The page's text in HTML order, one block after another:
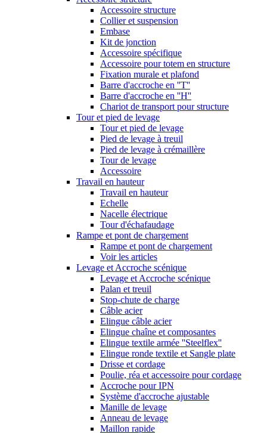
Accessoire structure
Collier et suspension
Embase
Kit de jonction
Accessoire spécifique
Accessoire pour totem en structure
Fixation murale et plafond
Barre d'accroche en ''T''
Barre d'accroche en ''H''
Chariot de transport pour structure
Tour et pied de levage
Tour et pied de levage
Pied de levage à treuil
Pied de levage à crémaillère
Tour de levage
Accessoire
Travail en hauteur
Travail en hauteur
Echelle
Nacelle électrique
Tour d'échafaudage
Rampe et pont de chargement
Rampe et pont de chargement
Voir les articles
Levage et Accroche scénique
Levage et Accroche scénique
Palan et treuil
Stop-chute de charge
Câble acier
Elingue câble acier
Elingue chaîne et composantes
Elingue textile armée ''Steelflex''
Elingue ronde textile et Sangle plate
Drisse et cordage
Poulie, réa et accessoire pour cordage
Accroche pour IPN
Système d'accroche ajustable
Manille de levage
Anneau de levage
Maillon rapide